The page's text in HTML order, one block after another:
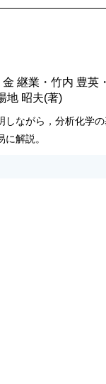
金 継業 ・ 竹内 豊英 ・
地 昭夫(著)
しながら，分析化学
解説。